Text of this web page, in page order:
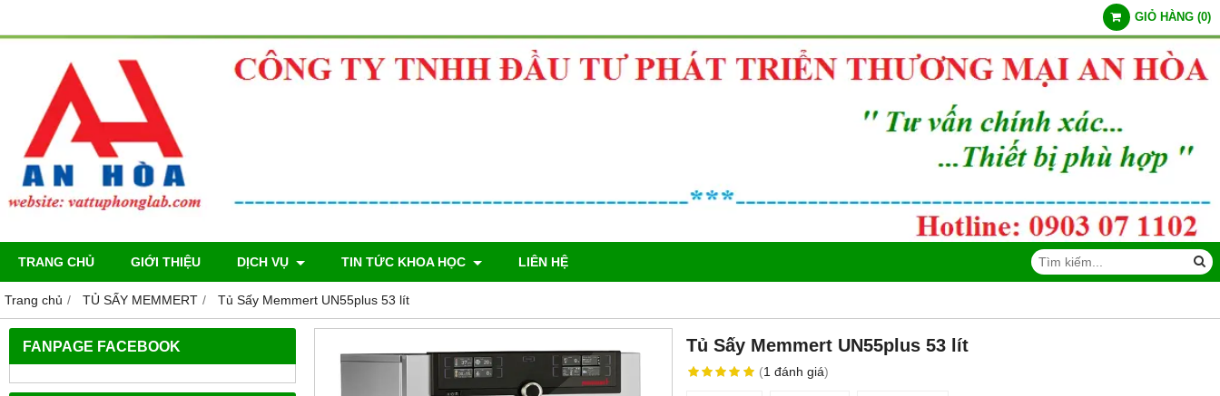
GIỎ HÀNG (0)
TRANG CHỦ GIỚI THIỆU DỊCH VỤ TIN TỨC KHOA HỌC LIÊN HỆ
Trang chủ TỦ SẤY MEMMERT Tủ Sấy Memmert UN55plus 53 lít
FANPAGE FACEBOOK Tủ Sấy Memmert UN55plus 53 lít
(1đánh giá)